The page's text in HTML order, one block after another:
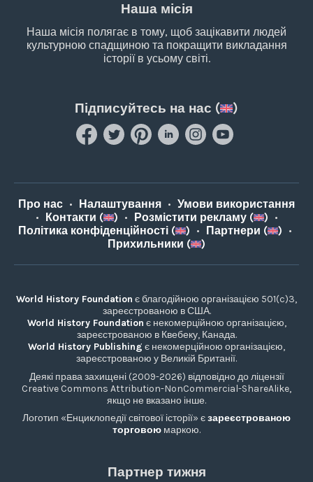
Наша місія
Наша місія полягає в тому, щоб зацікавити людей
культурною спадщиною та покращити викладання
історії в усьому світі.
Підписуйтесь на нас ( )
Про нас • Налаштування • Умови використання
•
Контакти ( ) • Розмістити рекламу ( ) •
Політика конфіденційності (
) • Партнери ( ) •
Прихильники (
)
World History Foundation є благодійною організацією 501(c)3,
зареєстрованою в США.
World History Foundation є некомерційною організацією,
зареєстрованою в Квебеку, Канада.
World History Publishing є некомерційною організацією,
зареєстрованою у Великій Британії.
Деякі права захищені (2009-2026) відповідно до ліцензії
Creative Commons Attribution-NonCommercial-ShareAlike,
якщо не вказано інше.
Логотип «Енциклопедії світової історії» єзареєстрованою
торговою маркою.
Партнер тижня